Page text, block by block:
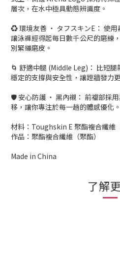
層次，在水中極具動態辨識度。
♻️ 環境友善 ‧ タフスキンE： 使用
讓泳褲經得起每日數千公尺的磨練
別緊繃磨皮。
🌀 舒適中腿 (Middle Leg)： 比短
穩定的支撐與安全性，讓蹬牆發力
🛡️ 安心防護 ‧ 黑內襯： 前襠部採
移，讓你專注於每一趟的體感優化。
材料：Toughskin E 聚酯複合纖維（
作品：聚酯複合纖維（聚酯）
Made in China
了解